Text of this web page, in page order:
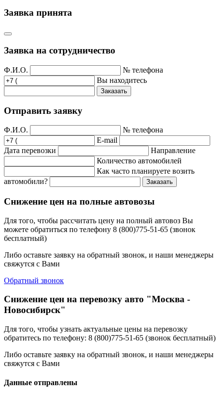
Заявка принята
Заявка на сотрудничество
Ф.И.О.
№ телефона
Вы находитесь
Заказать
Отправить заявку
Ф.И.О.
№ телефона
E-mail
Дата перевозки
Направление
Количество автомобилей
Как часто планируете возить
автомобили?
Заказать
Снижение цен на полные автовозы
Для того, чтобы рассчитать цену на полный автовоз Вы
можете обратиться по телефону 8 (800)775-51-65 (звонок
бесплатный)
Либо оставьте заявку на обратный звонок, и наши менеджеры
свяжутся с Вами
Обратный звонок
Снижение цен на перевозку авто "Москва -
Новосибирск"
Для того, чтобы узнать актуальные цены на перевозку
обратитесь по телефону: 8 (800)775-51-65 (звонок бесплатный)
Либо оставьте заявку на обратный звонок, и наши менеджеры
свяжутся с Вами
Данные отправлены